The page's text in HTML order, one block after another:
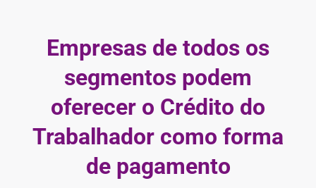
Empresas de todos os
segmentos podem
oferecer o Crédito do
Trabalhador como forma
de pagamento